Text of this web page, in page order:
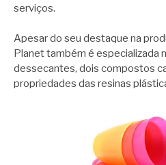
serviços.
Apesar do seu destaque na
Planet também é especializada
dessecantes, dois compostos
propriedades das resinas